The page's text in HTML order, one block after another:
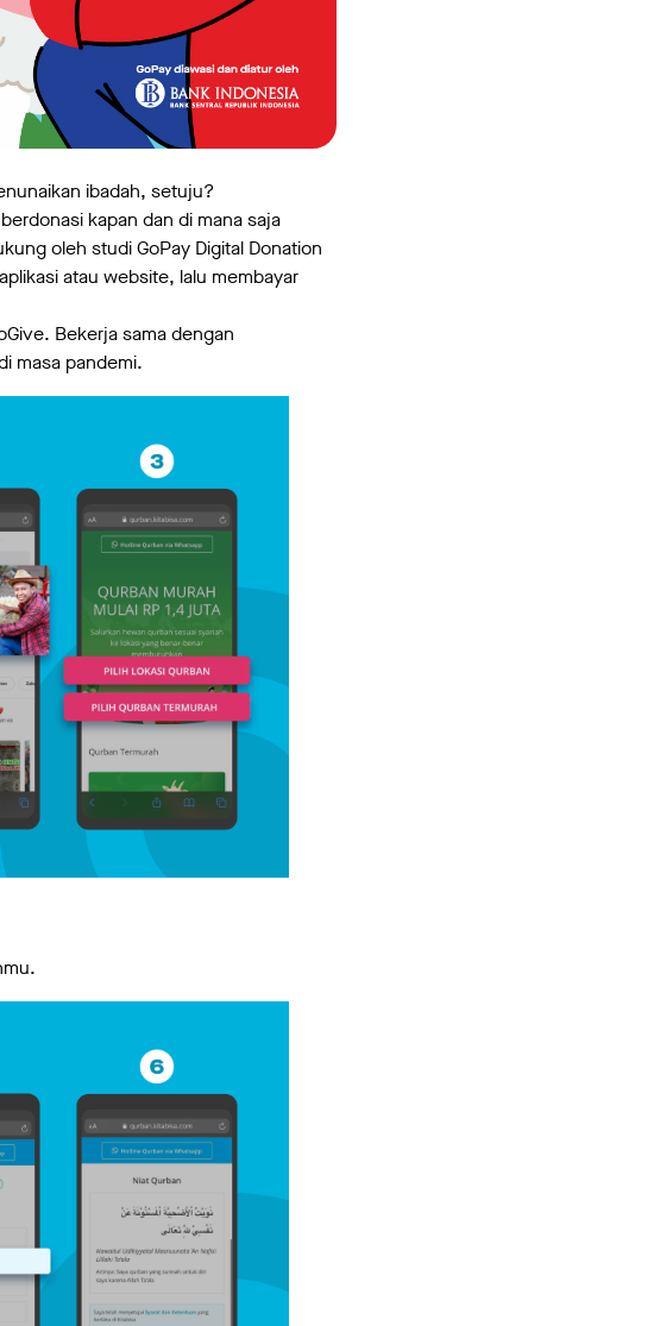
ibadah, setuju?
kapan dan di mana saja
oleh studi GoPay Digital Donation
atau website, lalu membayar
Bekerja sama dengan
masa pandemi.